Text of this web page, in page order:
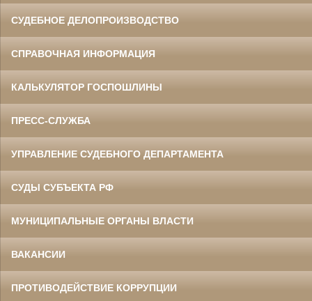
СУДЕБНОЕ ДЕЛОПРОИЗВОДСТВО
СПРАВОЧНАЯ ИНФОРМАЦИЯ
КАЛЬКУЛЯТОР ГОСПОШЛИНЫ
ПРЕСС-СЛУЖБА
УПРАВЛЕНИЕ СУДЕБНОГО ДЕПАРТАМЕНТА
СУДЫ СУБЪЕКТА РФ
МУНИЦИПАЛЬНЫЕ ОРГАНЫ ВЛАСТИ
ВАКАНСИИ
ПРОТИВОДЕЙСТВИЕ КОРРУПЦИИ